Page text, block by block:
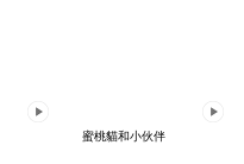
蜜桃貓和小伙伴